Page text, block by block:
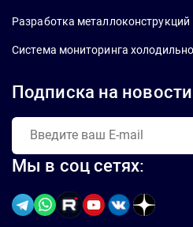
Разработка металлоконструкций
Система мониторинга
Подписка на новости
Мы в соц сетях: